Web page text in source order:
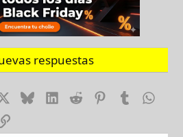
respuestas
BlueskyLinkedIn
RedditPinterest
Tumblr
Enlace